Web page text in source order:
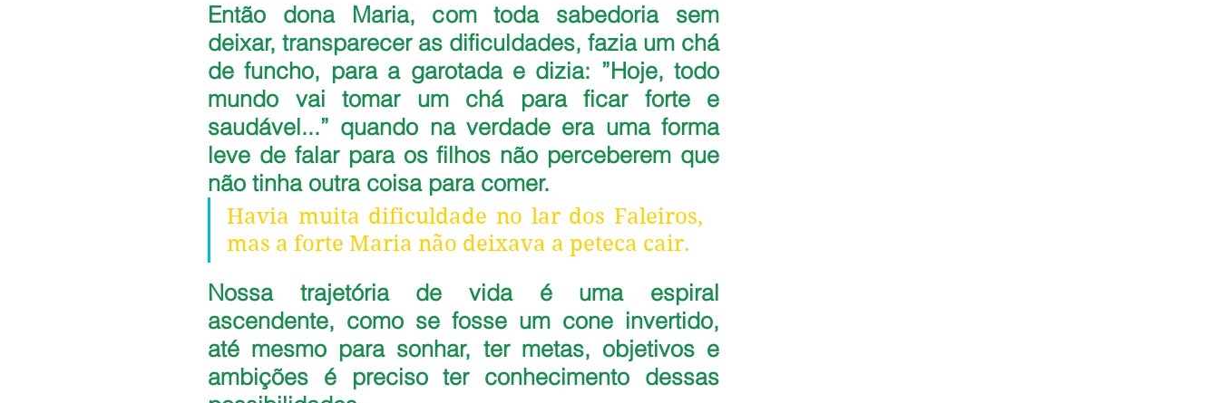
Então dona Maria, com toda sabedoria sem
deixar, transparecer as dificuldades, fazia um chá
de funcho, para a garotada e dizia: ”Hoje, todo
mundo vai tomar um chá para ficar forte e
saudável...” quando na verdade era uma forma
leve de falar para os filhos não perceberem que
não tinha outra coisa para comer.
Havia muita dificuldade no lar dos Faleiros,
mas a forte Maria não deixava a peteca cair.
Nossa trajetória de vida é uma espiral
ascendente, como se fosse um cone invertido,
até mesmo para sonhar, ter metas, objetivos e
ambições é preciso ter conhecimento dessas